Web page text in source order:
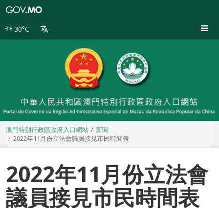
別
30°C
澳門特別行政區政府入口網站
新聞
2022年11月份立法會議員接見市民時間表
2022年11月份立法會
議員接見市民時間表